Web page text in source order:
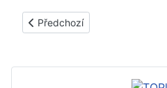
Předchozí článek: Jak
Předchozí